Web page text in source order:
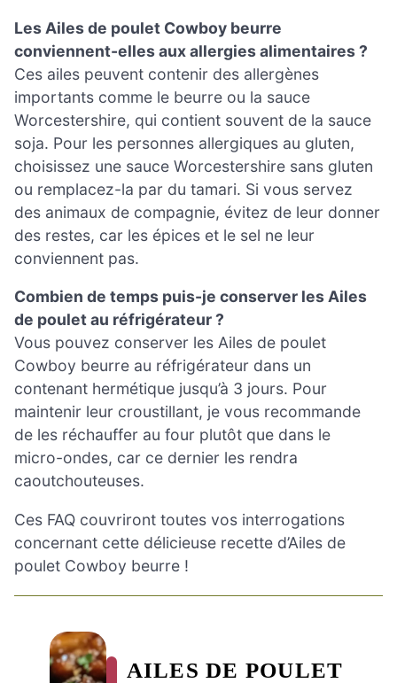
Les Ailes de poulet Cowboy beurre
conviennent-elles aux allergies alimentaires ?
Ces ailes peuvent contenir des allergènes
importants comme le beurre ou la sauce
Worcestershire, qui contient souvent de la sauce
soja. Pour les personnes allergiques au gluten,
choisissez une sauce Worcestershire sans gluten
ou remplacez-la par du tamari. Si vous servez
des animaux de compagnie, évitez de leur donner
des restes, car les épices et le sel ne leur
conviennent pas.
Combien de temps puis-je conserver les Ailes
de poulet au réfrigérateur ?
Vous pouvez conserver les Ailes de poulet
Cowboy beurre au réfrigérateur dans un
contenant hermétique jusqu’à 3 jours. Pour
maintenir leur croustillant, je vous recommande
de les réchauffer au four plutôt que dans le
micro-ondes, car ce dernier les rendra
caoutchouteuses.
Ces FAQ couvriront toutes vos interrogations
concernant cette délicieuse recette d’Ailes de
poulet Cowboy beurre !
AILES DE POULET